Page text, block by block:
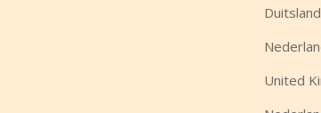
Duitsland
United